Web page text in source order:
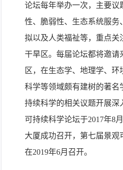
论坛每年举办一次，主要议
性、脆弱性、生态系统服务
拟以及人类福祉等，重点关
干旱区。每届论坛都将邀请
区，在生态学、地理学、环
科学等领域颇有建树的著名
持续科学的相关议题开展深
可持续科学论坛于2017年8月
大厦成功召开，第七届景观
在2019年6月召开。